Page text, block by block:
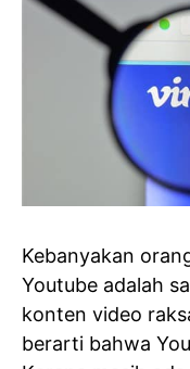
Kebanyakan
Youtube adalah
konten video
berarti bahwa